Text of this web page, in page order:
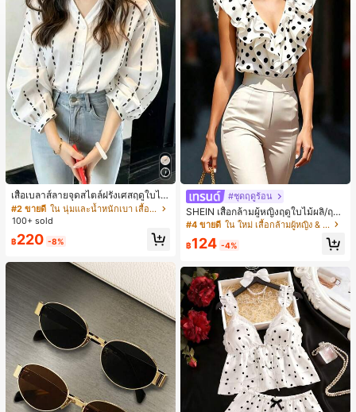
เสื้อเบลาส์ลายจุดสไตล์ฝรั่งเศสฤดูใบไม้
ร่วง, ทรงเข้ารูป, แขนยาวคอวี, สไตล์ให
ม่ฤดูใบไม้ผลิ, ป้องกันแสงแดด, ใส่ไป
#2 ขายดี
ใน นุ่มและน้ำหนักเบา เสื้อสตรี เสื้อเบลาส์ & Tee
10+ พูดว่า "คุณภาพเนื้อผ้าดี"
#2 ขายดี
ใน นุ่มและน้ำหนักเบา เสื้อสตรี เสื้อเบลาส์ & Tee
10+ พูดว่า "คุณภาพเนื้อผ้าดี"
#2 ขายดี
ใน นุ่มและน้ำหนักเบา เสื้อสตรี เสื้อเบลาส์ & Tee
10+ พูดว่า "คุณภาพเนื้อผ้าดี"
#2 ขายดี
ใน นุ่มและน้ำหนักเบา เสื้อสตรี เสื้อเบลาส์ & Tee
100+ sold
฿220 -8%
#ชุดฤดูร้อน
SHEIN เสื้อกล้ามผู้หญิงฤดูใบไม้ผลิ/ฤดูร้
อน ใหม่ สไตล์มินิมอลลำลองหรูหรา สีบ
ล็อก ลายจุด คอวี แพตช์เวิร์ก ชายระบา
ย แขนกุด ทรงเข้ารูป อเนกประสงค์, เสื้อ
หญิง, เสื้อเที่ยวพักผ่อนผู้หญิง
#4 ขายดี ใน ใหม่ เสื้อกล้ามผู้หญิง & Camis
฿124 -4%